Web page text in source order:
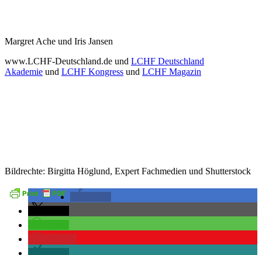
Margret Ache und Iris Jansen
www.LCHF-Deutschland.de und LCHF Deutschland
Akademie und LCHF Kongress und LCHF Magazin
Bildrechte: Birgitta Höglund, Expert Fachmedien und Shutterstock